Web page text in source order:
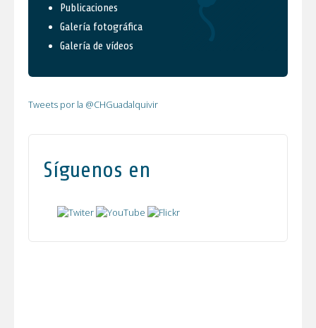
Publicaciones
Galería fotográfica
Galería de vídeos
Tweets por la @CHGuadalquivir
Síguenos en